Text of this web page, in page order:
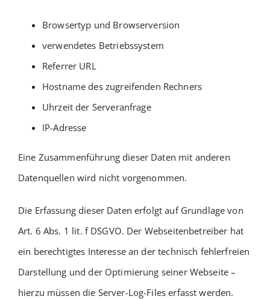
Browsertyp und Browserversion
verwendetes Betriebssystem
Referrer URL
Hostname des zugreifenden Rechners
Uhrzeit der Serveranfrage
IP-Adresse
Eine Zusammenführung dieser Daten mit anderen
Datenquellen wird nicht vorgenommen.
Die Erfassung dieser Daten erfolgt auf Grundlage von
Art. 6 Abs. 1 lit. f DSGVO. Der Webseitenbetreiber hat
ein berechtigtes Interesse an der technisch fehlerfreien
Darstellung und der Optimierung seiner Webseite –
hierzu müssen die Server-Log-Files erfasst werden.